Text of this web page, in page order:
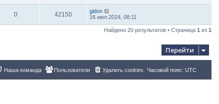
0 42150
gidon
16 июл 2024, 08:11
Найдено 20 результатов • Страница 1 из 1
Перейти
Часовой пояс: UTC
Удалить cookies
Пользователи
Наша команда